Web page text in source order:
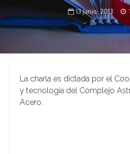
13 junio, 2013
La charla es dictada por el
y tecnología del Complejo
Acero.